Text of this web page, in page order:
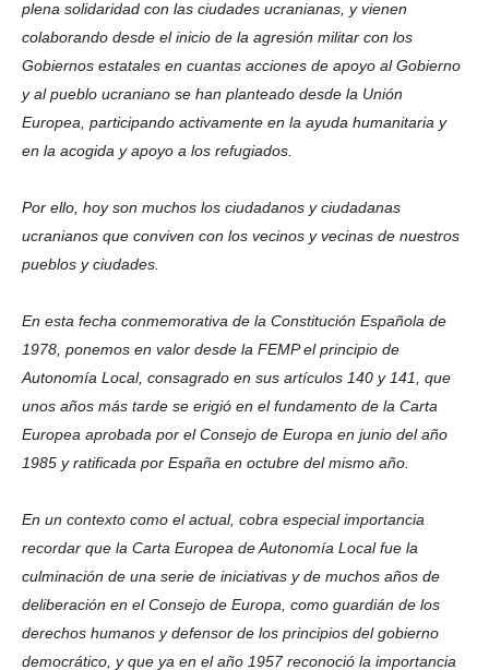
plena solidaridad con las ciudades ucranianas, y vienen
colaborando desde el inicio de la agresión militar con los
Gobiernos estatales en cuantas acciones de apoyo al Gobierno
y al pueblo ucraniano se han planteado desde la Unión
Europea, participando activamente en la ayuda humanitaria y
en la acogida y apoyo a los refugiados.
Por ello, hoy son muchos los ciudadanos y ciudadanas
ucranianos que conviven con los vecinos y vecinas de nuestros
pueblos y ciudades.
En esta fecha conmemorativa de la Constitución Española de
1978, ponemos en valor desde la FEMP el principio de
Autonomía Local, consagrado en sus artículos 140 y 141, que
unos años más tarde se erigió en el fundamento de la Carta
Europea aprobada por el Consejo de Europa en junio del año
1985 y ratificada por España en octubre del mismo año.
En un contexto como el actual, cobra especial importancia
recordar que la Carta Europea de Autonomía Local fue la
culminación de una serie de iniciativas y de muchos años de
deliberación en el Consejo de Europa, como guardián de los
derechos humanos y defensor de los principios del gobierno
democrático, y que ya en el año 1957 reconoció la importancia